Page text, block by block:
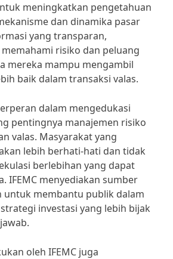
meningkatkan pengetahuan
dan dinamika pasar
yang transparan,
risiko dan peluang
mereka mampu mengambil
baik dalam transaksi valas.
dalam mengedukasi
pentingnya manajemen risiko
valas. Masyarakat yang
lebih berhati-hati dan tidak
berlebihan yang dapat
IFEMC menyediakan sumber
untuk membantu publik dalam
investasi yang lebih bijak
oleh IFEMC juga